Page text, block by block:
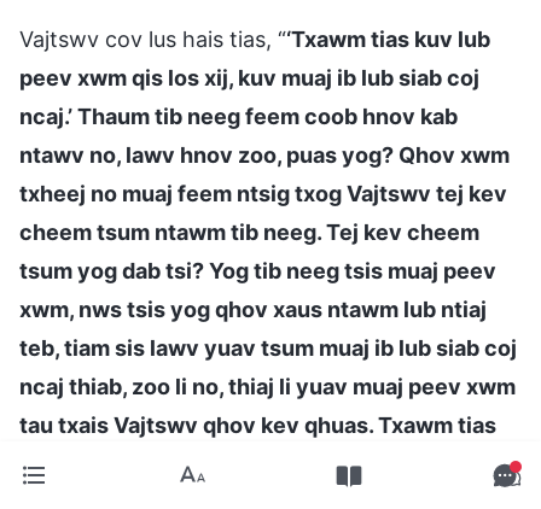
Vajtswv cov lus hais tias, “‘Txawm tias kuv lub
peev xwm qis los xij, kuv muaj ib lub siab coj
ncaj.’ Thaum tib neeg feem coob hnov kab
ntawv no, lawv hnov zoo, puas yog? Qhov xwm
txheej no muaj feem ntsig txog Vajtswv tej kev
cheem tsum ntawm tib neeg. Tej kev cheem
tsum yog dab tsi? Yog tib neeg tsis muaj peev
xwm, nws tsis yog qhov xaus ntawm lub ntiaj
teb, tiam sis lawv yuav tsum muaj ib lub siab coj
ncaj thiab, zoo li no, thiaj li yuav muaj peev xwm
tau txais Vajtswv qhov kev qhuas. Txawm tias
koj qhov xwm txheej yuav yog dab tsi los xij, koj